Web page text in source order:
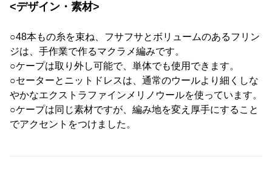
<デザイン・素材>
○48本もの糸を束ね、フサフサとボリュームのあるフリン
ジは、手作業で作るマクラメ編みです。
○ケープは取り外し可能で、単体でも使用できます。
○セーターとニットドレスは、通常のウールより細くしな
やかなエクストラファインメリノウールを使っています。
○ケープは同じ素材ですが、編み地を変え厚手にすること
でアクセントをつけました。